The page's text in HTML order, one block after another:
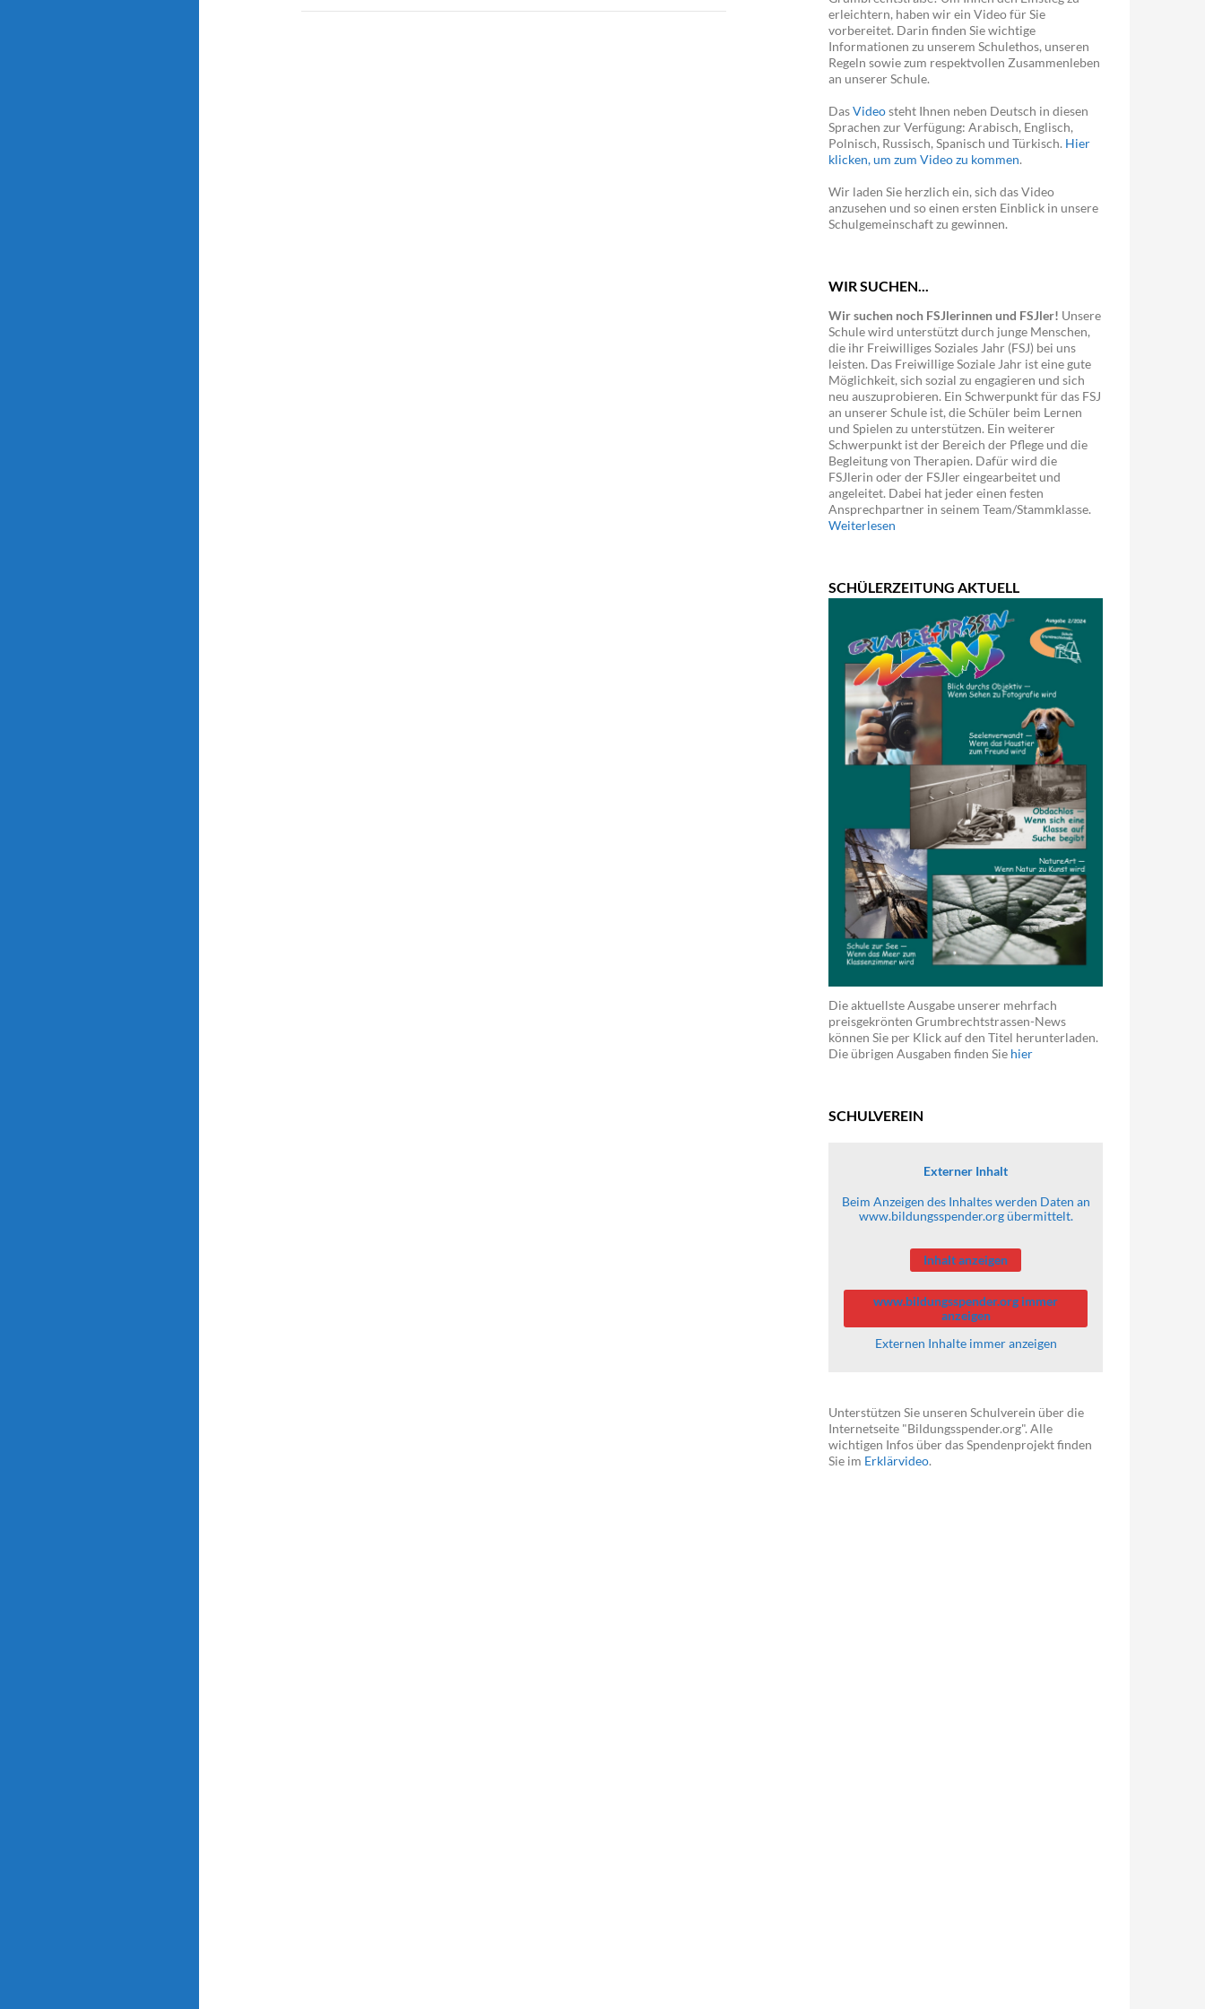
erleichtern, haben wir ein Video für Sie
vorbereitet. Darin finden Sie wichtige
Informationen zu unserem Schulethos, unseren
Regeln sowie zum respektvollen Zusammenleben
an unserer Schule.
DasVideosteht Ihnen neben Deutsch in diesen
Sprachen zur Verfügung: Arabisch, Englisch,
Polnisch, Russisch, Spanisch und Türkisch. Hier
klicken, um zum Video zu kommen.
Wir laden Sie herzlich ein, sich das Video
anzusehen und so einen ersten Einblick in unsere
Schulgemeinschaft zu gewinnen.
WIR SUCHEN...
Wir suchen noch FSJlerinnen und FSJler! Unsere
Schule wird unterstützt durch junge Menschen,
die ihr Freiwilliges Soziales Jahr (FSJ) bei uns
leisten. Das Freiwillige Soziale Jahr ist eine gute
Möglichkeit, sich sozial zu engagieren und sich
neu auszuprobieren. Ein Schwerpunkt für das FSJ
an unserer Schule ist, die Schüler beim Lernen
und Spielen zu unterstützen. Ein weiterer
Schwerpunkt ist der Bereich der Pflege und die
Begleitung von Therapien. Dafür wird die
FSJlerin oder der FSJler eingearbeitet und
angeleitet. Dabei hat jeder einen festen
Ansprechpartner in seinem Team/Stammklasse.
Weiterlesen
SCHÜLERZEITUNG AKTUELL
Die aktuellste Ausgabe unserer mehrfach
preisgekrönten Grumbrechtstrassen-News
können Sie per Klick auf den Titel herunterladen.
Die übrigen Ausgaben finden Sie hier
SCHULVEREIN
Externer Inhalt
Beim Anzeigen des Inhaltes werden Daten an
www.bildungsspender.org übermittelt.
Inhalt anzeigen
www.bildungsspender.org immer
anzeigen
Externen Inhalte immer anzeigen
Unterstützen Sie unseren Schulverein über die
Internetseite "Bildungsspender.org". Alle
wichtigen Infos über das Spendenprojekt finden
Sie im Erklärvideo.